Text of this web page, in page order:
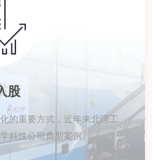
股
的重要方式，近年来北理工
科性公司典型案例。